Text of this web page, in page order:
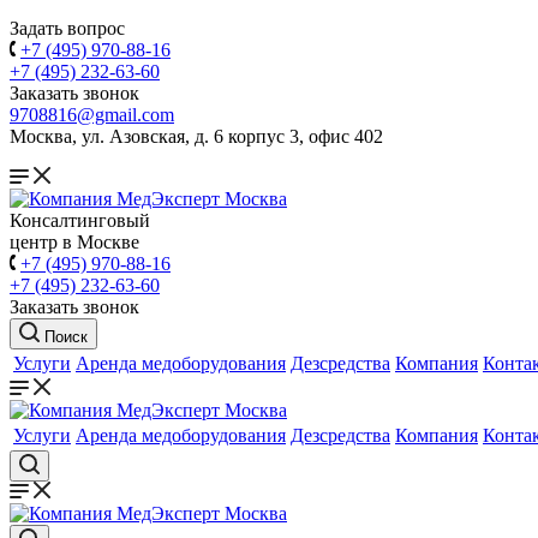
Задать вопрос
+7 (495) 970-88-16
+7 (495) 232-63-60
Заказать звонок
9708816@gmail.com
Москва, ул. Азовская, д. 6 корпус 3, офис 402
Консалтинговый
центр в Москве
+7 (495) 970-88-16
+7 (495) 232-63-60
Заказать звонок
Поиск
Услуги Аренда медоборудования Дезсредства Компания
Услуги Аренда медоборудования Дезсредства Компания